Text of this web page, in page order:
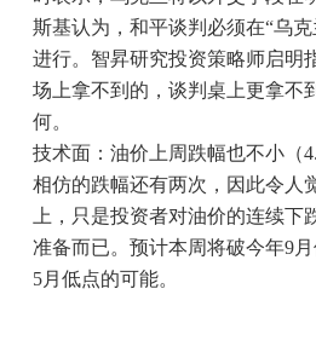
斯基认为，和平谈判必须在“乌
进行。智昇研究投资策略师启明
场上拿不到的，谈判桌上更拿不
何。
技术面：油价上周跌幅也不小（
相仿的跌幅还有两次，因此令人
上，只是投资者对油价的连续下
准备而已。预计本周将破今年9
5月低点的可能。